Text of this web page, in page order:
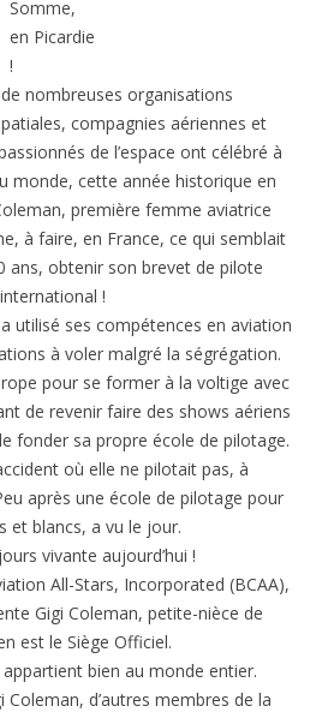
Somme,
en Picardie
!
nombreuses organisations
compagnies aériennes et
de l’espace ont célébré à
monde, cette année historique en
première femme aviatrice
à faire, en France, ce qui semblait
ans, obtenir son brevet de pilote
international !
utilisé ses compétences en aviation
à voler malgré la ségrégation.
pour se former à la voltige avec
de revenir faire des shows aériens
fonder sa propre école de pilotage.
où elle ne pilotait pas, à
après une école de pilotage pour
et blancs, a vu le jour.
vivante aujourd’hui !
All-Stars, Incorporated (BCAA),
Gigi Coleman, petite-nièce de
est le Siège Officiel.
appartient bien au monde entier.
Coleman, d’autres membres de la